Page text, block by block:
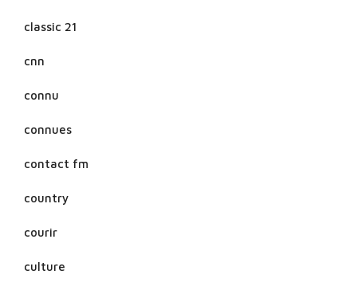
classic 21
cnn
connu
connues
contact fm
country
courir
culture